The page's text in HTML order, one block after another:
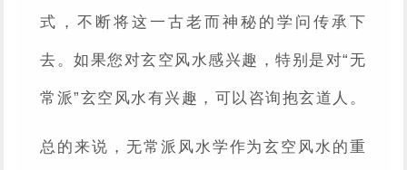
式，不断将这一古老而神秘的学问传承下
去。如果您对玄空风水感兴趣，特别是对“无
常派”玄空风水有兴趣，可以咨询抱玄道人。
总的来说，无常派风水学作为玄空风水的重